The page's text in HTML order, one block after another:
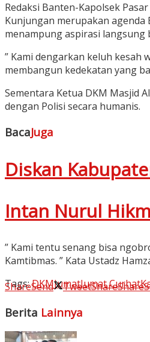
Redaksi Banten-Kapolsek
Kunjungan merupakan
menampung aspirasi
” Kami dengarkan keluh kesah
membangun kedekatan yang
Sementara Ketua DKM Masjid
dengan Polisi secara humanis.
BacaJuga
Diskan
Intan Nurul
” Kami tentu senang bisa
Kamtibmas. ” Kata Ustadz
Tags:DKMJumatJumat Curhat
ShareSend TweetShareShare
Berita Lainnya